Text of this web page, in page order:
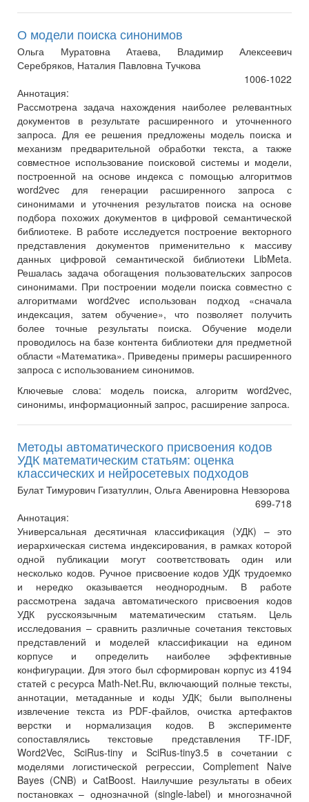
О модели поиска синонимов
Ольга Муратовна Атаева, Владимир Алексеевич
Серебряков, Наталия Павловна Тучкова
1006-1022
Аннотация:
Рассмотрена задача нахождения наиболее релевантных
документов в результате расширенного и уточненного
запроса. Для ее решения предложены модель поиска и
механизм предварительной обработки текста, а также
совместное использование поисковой системы и модели,
построенной на основе индекса с помощью алгоритмов
word2vec для генерации расширенного запроса с
синонимами и уточнения результатов поиска на основе
подбора похожих документов в цифровой семантической
библиотеке. В работе исследуется построение векторного
представления документов применительно к массиву
данных цифровой семантической библиотеки LibMeta.
Решалась задача обогащения пользовательских запросов
синонимами. При построении модели поиска совместно с
алгоритмами word2vec использован подход «сначала
индексация, затем обучение», что позволяет получить
более точные результаты поиска. Обучение модели
проводилось на базе контента библиотеки для предметной
области «Математика». Приведены примеры расширенного
запроса с использованием синонимов.
Ключевые слова: модель поиска, алгоритм word2vec,
синонимы, информационный запрос, расширение запроса.
Методы автоматического присвоения кодов
УДК математическим статьям: оценка
классических и нейросетевых подходов
Булат Тимурович Гизатуллин, Ольга Авенировна Невзорова
699-718
Аннотация:
Универсальная десятичная классификация (УДК) – это
иерархическая система индексирования, в рамках которой
одной публикации могут соответствовать один или
несколько кодов. Ручное присвоение кодов УДК трудоемко
и нередко оказывается неоднородным. В работе
рассмотрена задача автоматического присвоения кодов
УДК русскоязычным математическим статьям. Цель
исследования – сравнить различные сочетания текстовых
представлений и моделей классификации на едином
корпусе и определить наиболее эффективные
конфигурации. Для этого был сформирован корпус из 4194
статей с ресурса Math-Net.Ru, включающий полные тексты,
аннотации, метаданные и коды УДК; были выполнены
извлечение текста из PDF-файлов, очистка артефактов
верстки и нормализация кодов. В эксперименте
сопоставлялись текстовые представления TF-IDF,
Word2Vec, SciRus-tiny и SciRus-tiny3.5 в сочетании с
моделями логистической регрессии, Complement Naive
Bayes (CNB) и CatBoost. Наилучшие результаты в обеих
постановках – однозначной (single-label) и многозначной